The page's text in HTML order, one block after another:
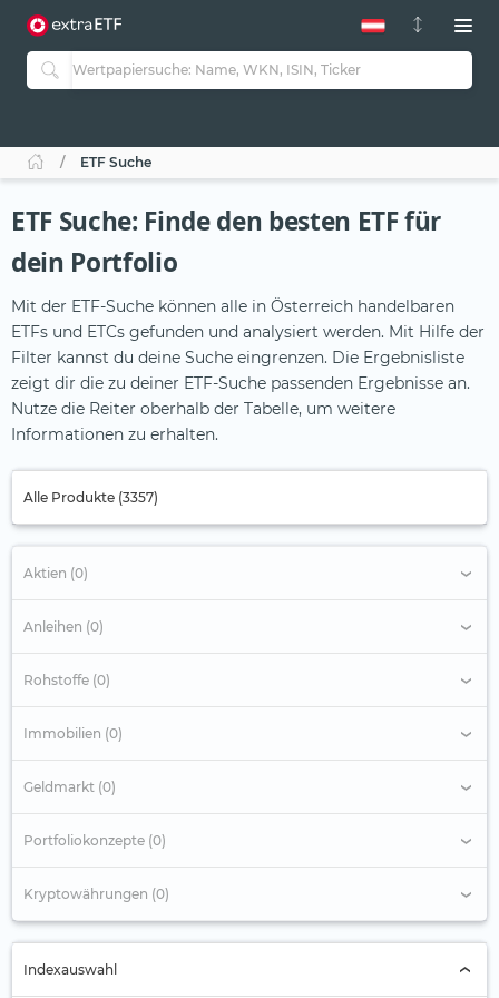
ETF Suche
ETF Suche: Finde den besten ETF für
dein Portfolio
Mit der ETF-Suche können alle in Österreich handelbaren
ETFs und ETCs gefunden und analysiert werden. Mit Hilfe der
Filter kannst du deine Suche eingrenzen. Die Ergebnisliste
zeigt dir die zu deiner ETF-Suche passenden Ergebnisse an.
Nutze die Reiter oberhalb der Tabelle, um weitere
Informationen zu erhalten.
Alle Produkte (3357)
Aktien (0)
Anleihen (0)
Rohstoffe (0)
Immobilien (0)
Geldmarkt (0)
Portfoliokonzepte (0)
Kryptowährungen (0)
Indexauswahl